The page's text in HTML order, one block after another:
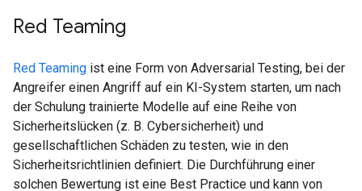
Red Teaming
Red Teaming ist eine Form von Adversarial Testing, bei der
Angreifer einen Angriff auf ein KI-System starten, um nach
der Schulung trainierte Modelle auf eine Reihe von
Sicherheitslücken (z. B. Cybersicherheit) und
gesellschaftlichen Schäden zu testen, wie in den
Sicherheitsrichtlinien definiert. Die Durchführung einer
solchen Bewertung ist eine Best Practice und kann von